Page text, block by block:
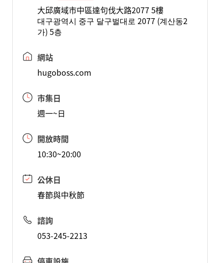
大邱廣域市中區達句伐大路2077 5樓
대구광역시 중구 달구벌대로 2077 (계산동2
가) 5층
網站
hugoboss.com
市集日
週一~日
開放時間
10:30~20:00
公休日
春節與中秋節
諮詢
053-245-2213